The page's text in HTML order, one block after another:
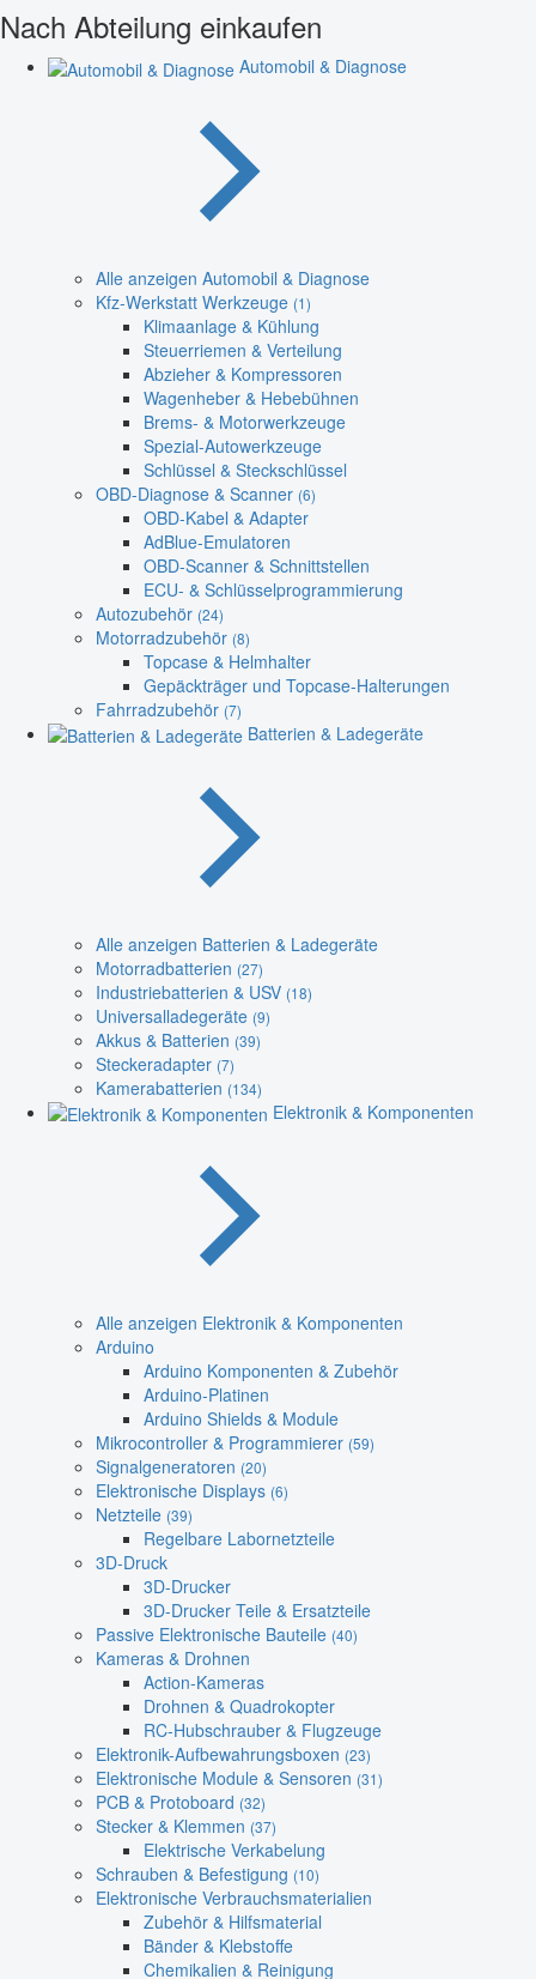
Nach Abteilung einkaufen
Automobil & Diagnose
Alle anzeigen Automobil & Diagnose
Kfz-Werkstatt Werkzeuge (1)
Klimaanlage & Kühlung
Steuerriemen & Verteilung
Abzieher & Kompressoren
Wagenheber & Hebebühnen
Brems- & Motorwerkzeuge
Spezial-Autowerkzeuge
Schlüssel & Steckschlüssel
OBD-Diagnose & Scanner (6)
OBD-Kabel & Adapter
AdBlue-Emulatoren
OBD-Scanner & Schnittstellen
ECU- & Schlüsselprogrammierung
Autozubehör (24)
Motorradzubehör (8)
Topcase & Helmhalter
Gepäckträger und Topcase-Halterungen
Fahrradzubehör (7)
Batterien & Ladegeräte
Alle anzeigen Batterien & Ladegeräte
Motorradbatterien (27)
Industriebatterien & USV (18)
Universalladegeräte (9)
Akkus & Batterien (39)
Steckeradapter (7)
Kamerabatterien (134)
Elektronik & Komponenten
Alle anzeigen Elektronik & Komponenten
Arduino
Arduino Komponenten & Zubehör
Arduino-Platinen
Arduino Shields & Module
Mikrocontroller & Programmierer (59)
Signalgeneratoren (20)
Elektronische Displays (6)
Netzteile (39)
Regelbare Labornetzteile
3D-Druck
3D-Drucker
3D-Drucker Teile & Ersatzteile
Passive Elektronische Bauteile (40)
Kameras & Drohnen
Action-Kameras
Drohnen & Quadrokopter
RC-Hubschrauber & Flugzeuge
Elektronik-Aufbewahrungsboxen (23)
Elektronische Module & Sensoren (31)
PCB & Protoboard (32)
Stecker & Klemmen (37)
Elektrische Verkabelung
Schrauben & Befestigung (10)
Elektronische Verbrauchsmaterialien
Zubehör & Hilfsmaterial
Bänder & Klebstoffe
Chemikalien & Reinigung